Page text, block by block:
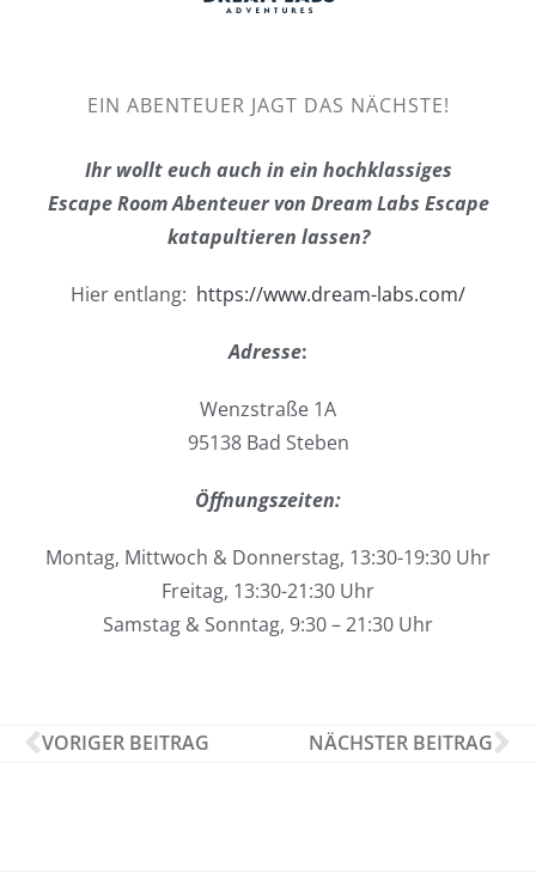
EIN ABENTEUER JAGT DAS NÄCHSTE!
Ihr wollt euch auch in ein hochklassiges
Escape Room Abenteuer von Dream Labs Escape
katapultieren lassen?
Hier entlang: https://www.dream-labs.com/
Adresse:
Wenzstraße 1A
95138 Bad Steben
Öffnungszeiten:
Montag, Mittwoch & Donnerstag, 13:30-19:30 Uhr
Freitag, 13:30-21:30 Uhr
Samstag & Sonntag, 9:30 – 21:30 Uhr
VORIGER BEITRAG NÄCHSTER BEITRAG